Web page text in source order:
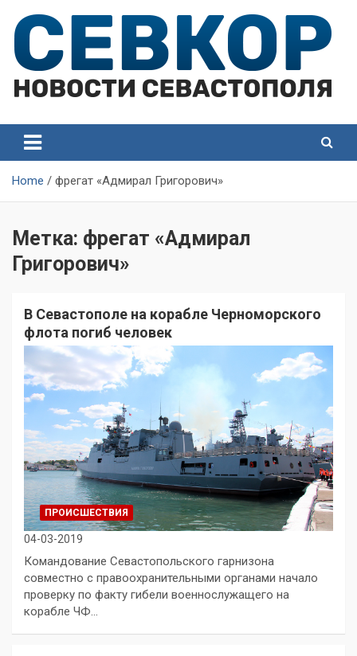
content
Севастополя
Севастополя
Home фрегат «Адмирал Григорович»
Метка: фрегат «Адмирал
Григорович»
В Севастополе на корабле Черноморского
флота погиб человек
ПРОИСШЕСТВИЯ
04-03-2019
Командование Севастопольского гарнизона
совместно с правоохранительными органами начало
проверку по факту гибели военнослужащего на
корабле ЧФ…